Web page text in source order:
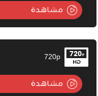
مشاهدة
720p
مشاهدة